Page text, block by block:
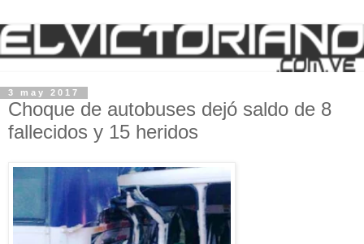
3 may 2017
Choque de autobuses dejó saldo de 8
fallecidos y 15 heridos